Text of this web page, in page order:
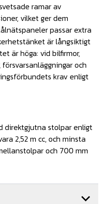
ramar av
vilket ger dem
passar extra
är långsiktigt
är höga: vid bilfirmor,
och
krav enligt
direktgjutna stolpar enligt
2,52 m cc, och minsta
och 700 mm